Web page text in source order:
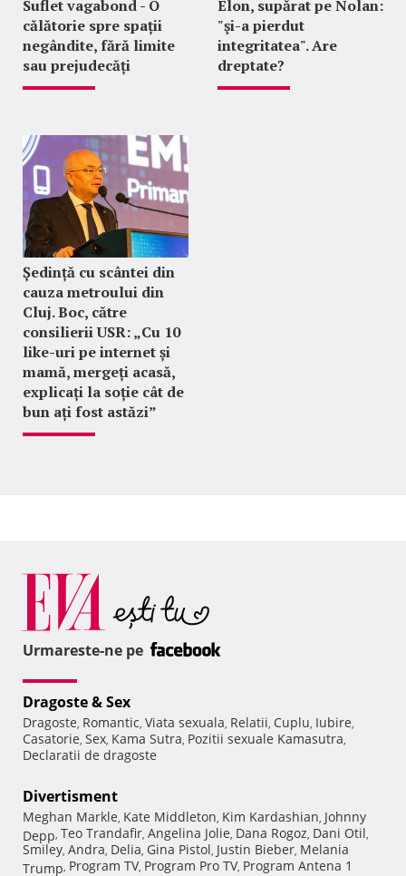
Suflet vagabond - O
călătorie spre spații
negândite, fără limite
sau prejudecăți
Elon, supărat pe Nolan:
"şi-a pierdut
integritatea". Are
dreptate?
Ședință cu scântei din
cauza metroului din
Cluj. Boc, către
consilierii USR: „Cu 10
like-uri pe internet și
mamă, mergeți acasă,
explicați la soție cât de
bun ați fost astăzi”
Urmareste-ne pe
Dragoste & Sex
Dragoste, Romantic, Viata sexuala, Relatii, Cuplu, Iubire,
Casatorie, Sex, Kama Sutra, Pozitii sexuale Kamasutra,
Declaratii de dragoste
Divertisment
Meghan Markle, Kate Middleton, Kim Kardashian, Johnny
Depp, Teo Trandafir, Angelina Jolie, Dana Rogoz, Dani Otil,
Smiley, Andra, Delia, Gina Pistol, Justin Bieber, Melania
Trump, Program TV, Program Pro TV, Program Antena 1